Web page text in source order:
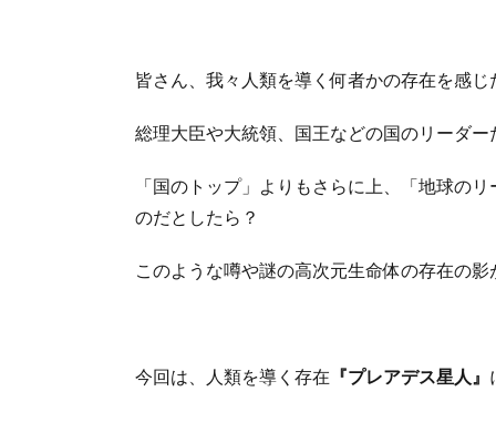
皆さん、我々人類を導く何者かの存在を感
総理大臣や大統領、国王などの国のリーダ
「国のトップ」よりもさらに上、「地球の
のだとしたら？
このような噂や謎の高次元生命体の存在の
今回は、人類を導く存在 『プレアデス星人』